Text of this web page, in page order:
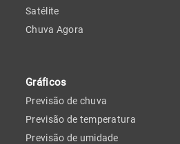
Satélite
Chuva Agora
Gráficos
Previsão de chuva
Previsão de temperatura
Previsão de umidade